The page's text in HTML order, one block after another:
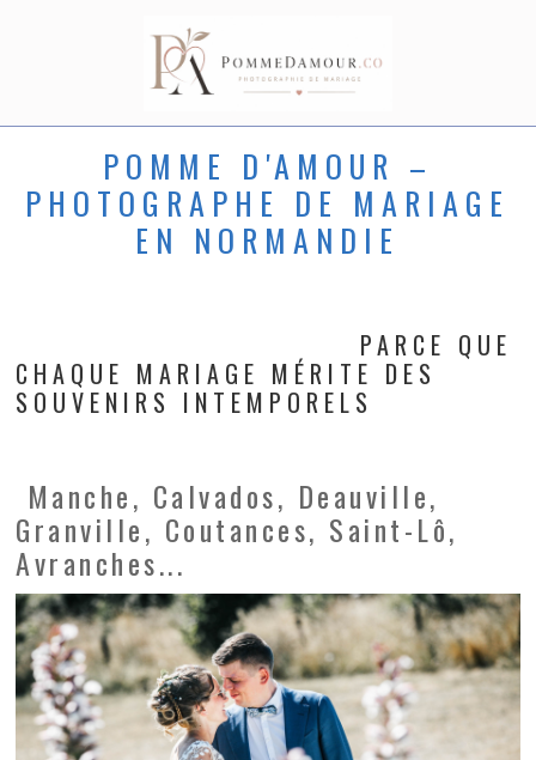
POMME D'AMOUR –
PHOTOGRAPHE DE MARIAGE
EN NORMANDIE
PARCE QUE
CHAQUE MARIAGE MÉRITE DES
SOUVENIRS INTEMPORELS
Manche, Calvados, Deauville,
Granville, Coutances, Saint-Lô,
Avranches...